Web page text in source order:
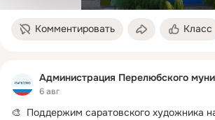
Комментировать Класс
6 авг
🎨  Поддержим саратовского художника